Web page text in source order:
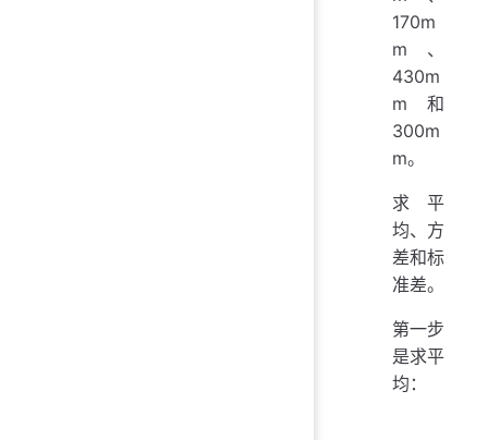
170m
m、
430m
m 和
300m
m。
求平
均、方
差和标
准差。
第一步
是求平
均：